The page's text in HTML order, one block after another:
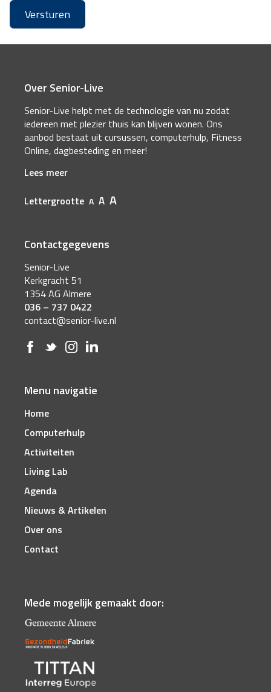
Over Senior-Live
Senior-Live helpt met de technologie van nu zodat
iedereen met plezier thuis kan blijven wonen. Ons
aanbod bestaat uit cursussen, computerhulp, Fitness
Online, dagbesteding en meer!
Lees meer
Lettergrootte A A A
Contactgegevens
Senior-Live
Kerkgracht 51
1354 AG Almere
036 – 737 0422
contact@senior-live.nl
Menu navigatie
Home
Computerhulp
Activiteiten
Living Lab
Agenda
Nieuws & Artikelen
Over ons
Contact
Mede mogelijk gemaakt door: